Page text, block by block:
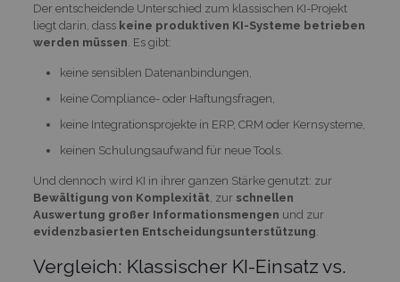
Der entscheidende Unterschied zum klassischen KI-Projekt
liegt darin, dass keine produktiven KI-Systeme betrieben
werden müssen . Es gibt:
keine sensiblen Datenanbindungen,
keine Compliance- oder Haftungsfragen,
keine Integrationsprojekte in ERP, CRM oder Kernsysteme,
keinen Schulungsaufwand für neue Tools.
Und dennoch wird KI in ihrer ganzen Stärke genutzt: zur
Bewältigung von Komplexität , zur schnellen
Auswertung großer Informationsmengen und zur
evidenzbasierten Entscheidungsunterstützung
Vergleich: Klassischer KI-Einsatz vs.